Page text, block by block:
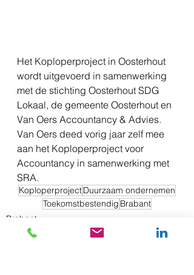
Het Koploperproject in Oosterhout
wordt uitgevoerd in samenwerking
met de stichting Oosterhout SDG
Lokaal, de gemeente Oosterhout en
Van Oers Accountancy & Advies.
Van Oers deed vorig jaar zelf mee
aan het Koploperproject voor
Accountancy in samenwerking met
SRA.
KoploperprojectDuurzaam ondernemen
Toekomstbestendig Brabant
Brabant